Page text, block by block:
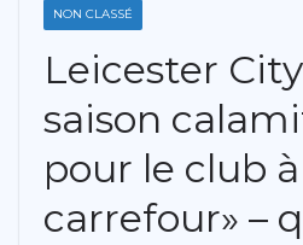
NON CLASSÉ
Leicester
saison
pour le club
carrefour» –